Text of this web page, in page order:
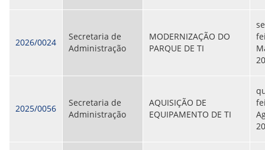
PGDE - PROGRAMA DE GERENCIAMENTO DO
DESEMPENHO DOS EMPREGADOS DA EMPREL
CAPACITAÇÃO
PPP - PERFIL PROFISSIOGRÁFICO
PREVIDENCIÁRIO
PROGRAMA QUALIDADE DE VIDA
2026/0024
Secretaria de
Administração
MODERNIZAÇÃO DO
PARQUE DE TI
2025/0056
Secretaria de
Administração
AQUISIÇÃO DE
EQUIPAMENTO DE TI